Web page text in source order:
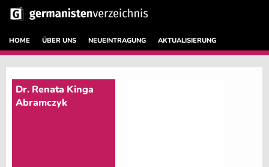
HOME ÜBER UNS NEUEINTRAGUNG AKTUALISIERUNG
Dr. Renata Kinga
Abramczyk